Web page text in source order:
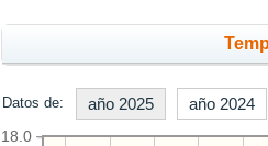
Datos de: año 2025 año 2024
18.0